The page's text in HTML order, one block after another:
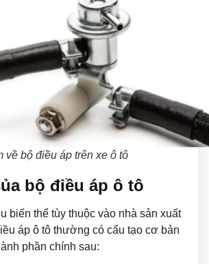
về bộ điều áp trên xe ô tô
bộ điều áp ô tô
biến thể tùy thuộc vào nhà sản xuất
áp ô tô thường có cấu tạo cơ bản
phần chính sau: